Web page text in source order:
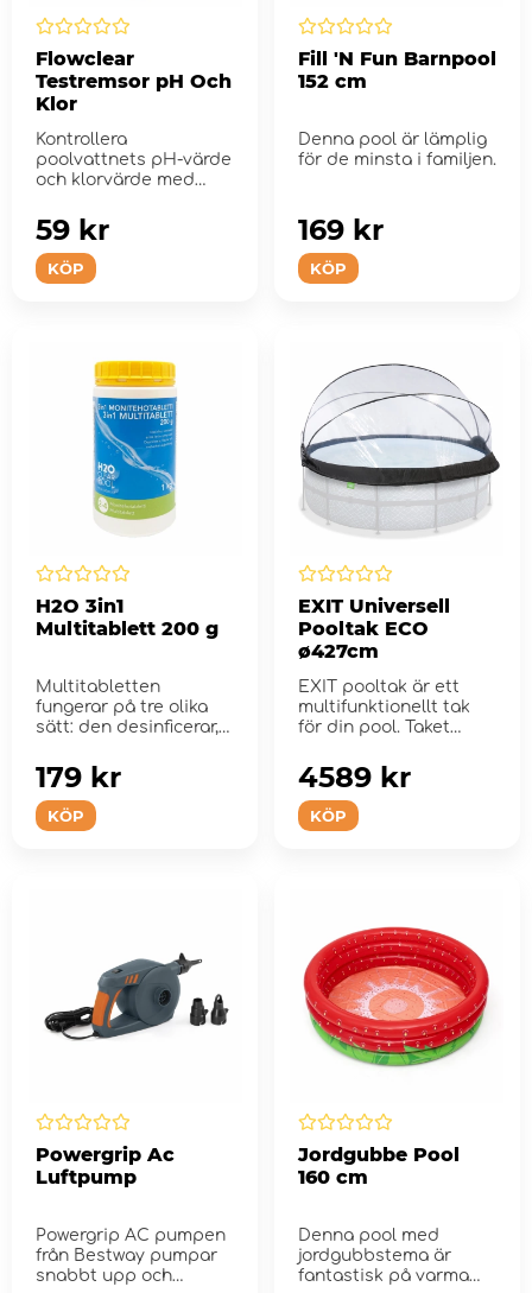
Flowclear
Testremsor pH Och
Klor
Kontrollera
poolvattnets pH-värde
och klorvärde med
KÖP
59 kr
Fill 'N Fun Barnpool
152 cm
Denna pool är lämplig
för de minsta i familjen.
KÖP
169 kr
H2O 3in1
Multitablett 200 g
Multitabletten
fungerar på tre olika
sätt: den desinficerar,
KÖP
179 kr
EXIT Universell
Pooltak ECO
ø427cm
EXIT pooltak är ett
multifunktionellt tak
för din pool. Taket
KÖP
4589 kr
Powergrip Ac
Luftpump
Powergrip AC pumpen
från Bestway pumpar
snabbt upp och
Jordgubbe Pool
160 cm
Denna pool med
jordgubbstema är
fantastisk på varma